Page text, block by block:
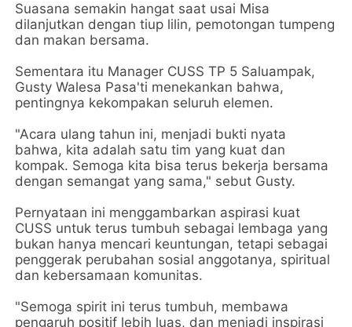
Suasana semakin hangat saat usai Misa
dilanjutkan dengan tiup lilin, pemotongan tumpeng
dan makan bersama.
Sementara itu Manager CUSS TP 5 Saluampak,
Gusty Walesa Pasa'ti menekankan bahwa,
pentingnya kekompakan seluruh elemen.
"Acara ulang tahun ini, menjadi bukti nyata
bahwa, kita adalah satu tim yang kuat dan
kompak. Semoga kita bisa terus bekerja bersama
dengan semangat yang sama," sebut Gusty.
Pernyataan ini menggambarkan aspirasi kuat
CUSS untuk terus tumbuh sebagai lembaga yang
bukan hanya mencari keuntungan, tetapi sebagai
penggerak perubahan sosial anggotanya, spiritual
dan kebersamaan komunitas.
"Semoga spirit ini terus tumbuh, membawa
pengaruh positif lebih luas, dan menjadi inspirasi